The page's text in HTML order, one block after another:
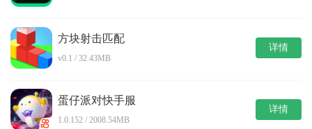
方块射击匹配
v0.1 / 32.43MB
详情
蛋仔派对快手服
1.0.152 / 2008.54MB
详情